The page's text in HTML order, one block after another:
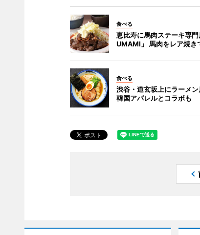
食べる
恵比寿に馬肉ステーキ専門
UMAMI」 馬肉をレア焼き
食べる
渋谷・道玄坂上にラーメン
韓国アパレルとコラボも